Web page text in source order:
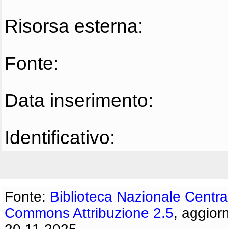
Risorsa esterna:
Fonte:
Data inserimento:
Identificativo:
Fonte: Biblioteca Nazionale
Commons Attribuzione 2.5,